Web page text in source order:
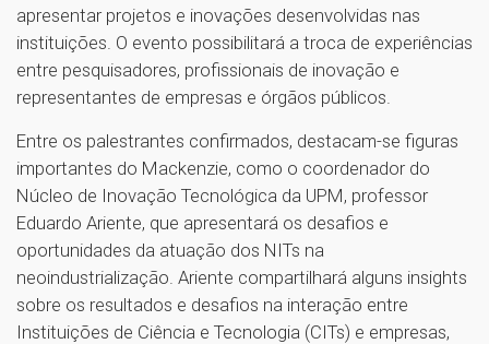
apresentar projetos e inovações desenvolvidas nas
instituições. O evento possibilitará a troca de experiências
entre pesquisadores, profissionais de inovação e
representantes de empresas e órgãos públicos.
Entre os palestrantes confirmados, destacam-se figuras
importantes do Mackenzie, como o coordenador do
Núcleo de Inovação Tecnológica da UPM, professor
Eduardo Ariente, que apresentará os desafios e
oportunidades da atuação dos NITs na
neoindustrialização. Ariente compartilhará alguns insights
sobre os resultados e desafios na interação entre
Instituições de Ciência e Tecnologia (CITs) e empresas,